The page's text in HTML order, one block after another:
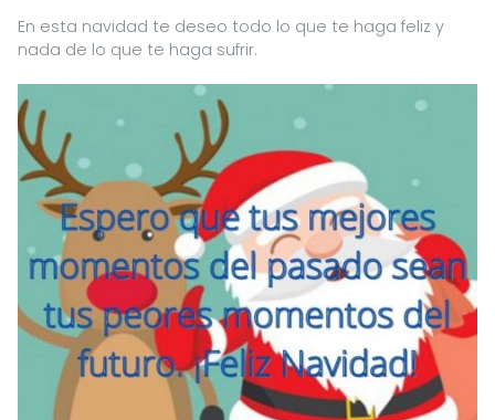
En esta navidad te deseo todo lo que te haga feliz y
nada de lo que te haga sufrir.